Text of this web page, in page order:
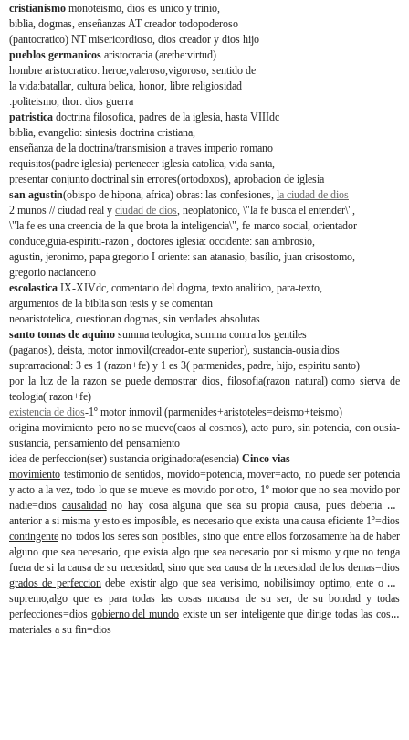
cristianismo monoteismo, dios es unico y trinio,
biblia, dogmas, enseñanzas AT creador todopoderoso
(pantocratico) NT misericordioso, dios creador y dios hijo
pueblos germanicos aristocracia (arethe:virtud)
hombre aristocratico: heroe,valeroso,vigoroso, sentido de
la vida:batallar, cultura belica, honor, libre religiosidad
:politeismo, thor: dios guerra
patristica doctrina filosofica, padres de la iglesia, hasta VIIIdc
biblia, evangelio: sintesis doctrina cristiana,
enseñanza de la doctrina/transmision a traves imperio romano
requisitos(padre iglesia) pertenecer iglesia catolica, vida santa,
presentar conjunto doctrinal sin errores(ortodoxos), aprobacion de iglesia
san agustin(obispo de hipona, africa) obras: las confesiones, la ciudad de dios
2 munos // ciudad real y ciudad de dios, neoplatonico, \"la fe busca el entender\",
\"la fe es una creencia de la que brota la inteligencia\", fe-marco social, orientador-
conduce,guia-espiritu-razon , doctores iglesia: occidente: san ambrosio,
agustin, jeronimo, papa gregorio I oriente: san atanasio, basilio, juan crisostomo,
gregorio nacianceno
escolastica IX-XIVdc, comentario del dogma, texto analitico, para-texto,
argumentos de la biblia son tesis y se comentan
neoaristotelica, cuestionan dogmas, sin verdades absolutas
santo tomas de aquino summa teologica, summa contra los gentiles
(paganos), deista, motor inmovil(creador-ente superior), sustancia-ousia:dios
suprarracional: 3 es 1 (razon+fe) y 1 es 3( parmenides, padre, hijo, espiritu santo)
por la luz de la razon se puede demostrar dios, filosofia(razon natural) como sierva de
teologia( razon+fe)
existencia de dios-1º motor inmovil (parmenides+aristoteles=deismo+teismo)
origina movimiento pero no se mueve(caos al cosmos), acto puro, sin potencia, con ousia-
sustancia, pensamiento del pensamiento
idea de perfeccion(ser) sustancia originadora(esencia) Cinco vias
movimiento testimonio de sentidos, movido=potencia, mover=acto, no puede ser potencia
y acto a la vez, todo lo que se mueve es movido por otro, 1º motor que no sea movido por
nadie=dios causalidadno hay cosa alguna que sea su propia causa, pues deberia ser
anterior a si misma y esto es imposible, es necesario que exista una causa eficiente 1º=dios
contingente no todos los seres son posibles, sino que entre ellos forzosamente ha de haber
alguno que sea necesario, que exista algo que sea necesario por si mismo y que no tenga
fuera de si la causa de su necesidad, sino que sea causa de la necesidad de los demas=dios
grados de perfecciondebe existir algo que sea verisimo, nobilisimoy optimo, ente o ser
supremo,algo que es para todas las cosas mcausa de su ser, de su bondad y todas
perfecciones=dios gobierno del mundo existe un ser inteligente que dirige todas las cosas
materiales a su fin=dios